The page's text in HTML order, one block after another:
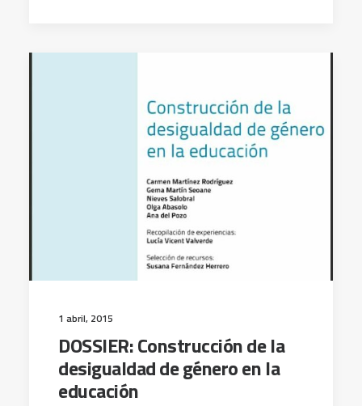
1 abril, 2015
DOSSIER: Construcción de la
desigualdad de género en la
educación